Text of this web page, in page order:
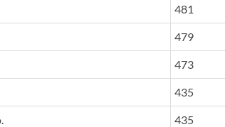
481
479
473
435
435